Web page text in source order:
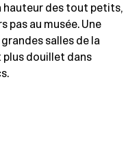
hauteur des tout petits,
pas au musée. Une
salles de la
plus douillet dans